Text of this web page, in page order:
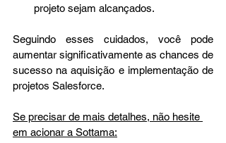
projeto sejam alcançados.
Seguindo esses cuidados, você pode
aumentar significativamente as chances de
sucesso na aquisição e implementação de
projetos Salesforce.
Se precisar de mais detalhes, não hesite
em acionar a Sottama: